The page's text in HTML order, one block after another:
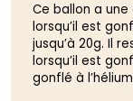
Ce ballon a
lorsqu’il est
jusqu’à 20g. Il
lorsqu’il est
gonflé à